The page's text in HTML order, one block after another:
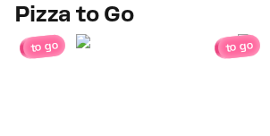
Pizza to Go
to go to go